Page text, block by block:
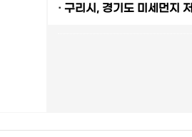
· 구리시, 경기도 미세먼지 저